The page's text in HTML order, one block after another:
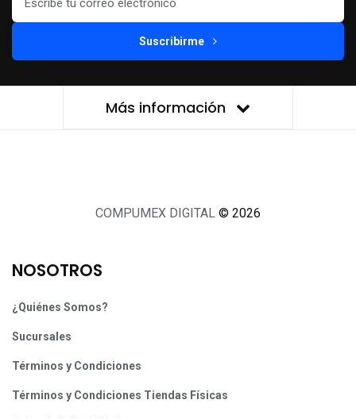
Suscribirme
Más información
COMPUMEX DIGITAL © 2026
NOSOTROS
¿Quiénes Somos?
Sucursales
Términos y Condiciones
Términos y Condiciones Tiendas Físicas